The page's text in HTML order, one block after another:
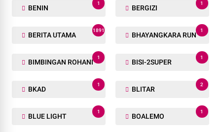
BENIN
1
BERGIZI
1
BERITA UTAMA
1891
BHAYANGKARA RUN
1
BIMBINGAN ROHANI
1
BISI-2SUPER
1
BKAD
1
BLITAR
2
BLUE LIGHT
1
BOALEMO
1